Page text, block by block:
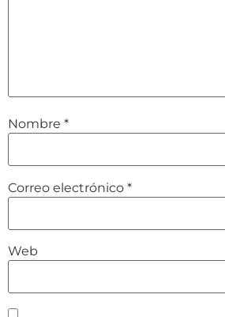
Nombre *
Correo electrónico *
Web